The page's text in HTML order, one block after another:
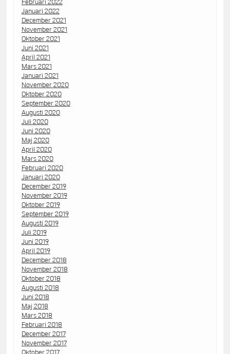
Februari 2022
Januari 2022
December 2021
November 2021
Oktober 2021
Juni 2021
April 2021
Mars 2021
Januari 2021
November 2020
Oktober 2020
September 2020
Augusti 2020
Juli 2020
Juni 2020
Maj 2020
April 2020
Mars 2020
Februari 2020
Januari 2020
December 2019
November 2019
Oktober 2019
September 2019
Augusti 2019
Juli 2019
Juni 2019
April 2019
December 2018
November 2018
Oktober 2018
Augusti 2018
Juni 2018
Maj 2018
Mars 2018
Februari 2018
December 2017
November 2017